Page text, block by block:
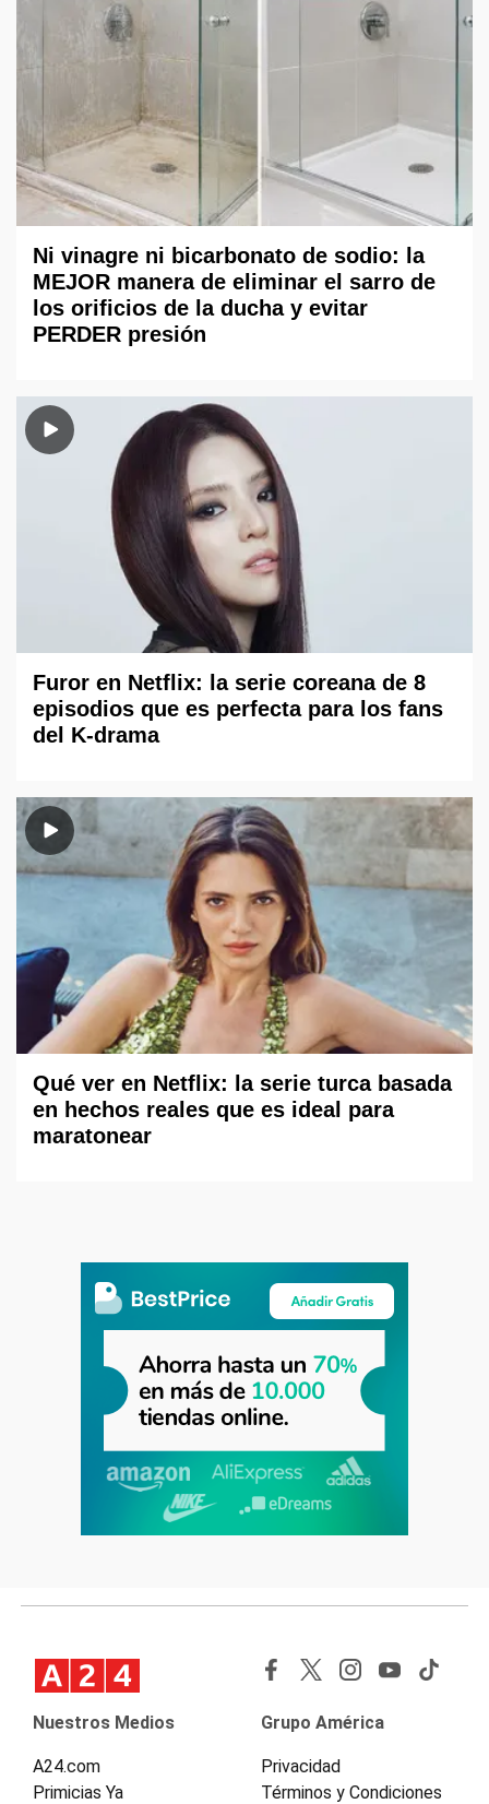
Ni vinagre ni bicarbonato de sodio: la
MEJOR manera de eliminar el sarro de
los orificios de la ducha y evitar
PERDER presión
Furor en Netflix: la serie coreana de 8
episodios que es perfecta para los fans
del K-drama
Qué ver en Netflix: la serie turca basada
en hechos reales que es ideal para
maratonear
Nuestros Medios
A24.com
Primicias Ya
Grupo América
Privacidad
Términos y Condiciones